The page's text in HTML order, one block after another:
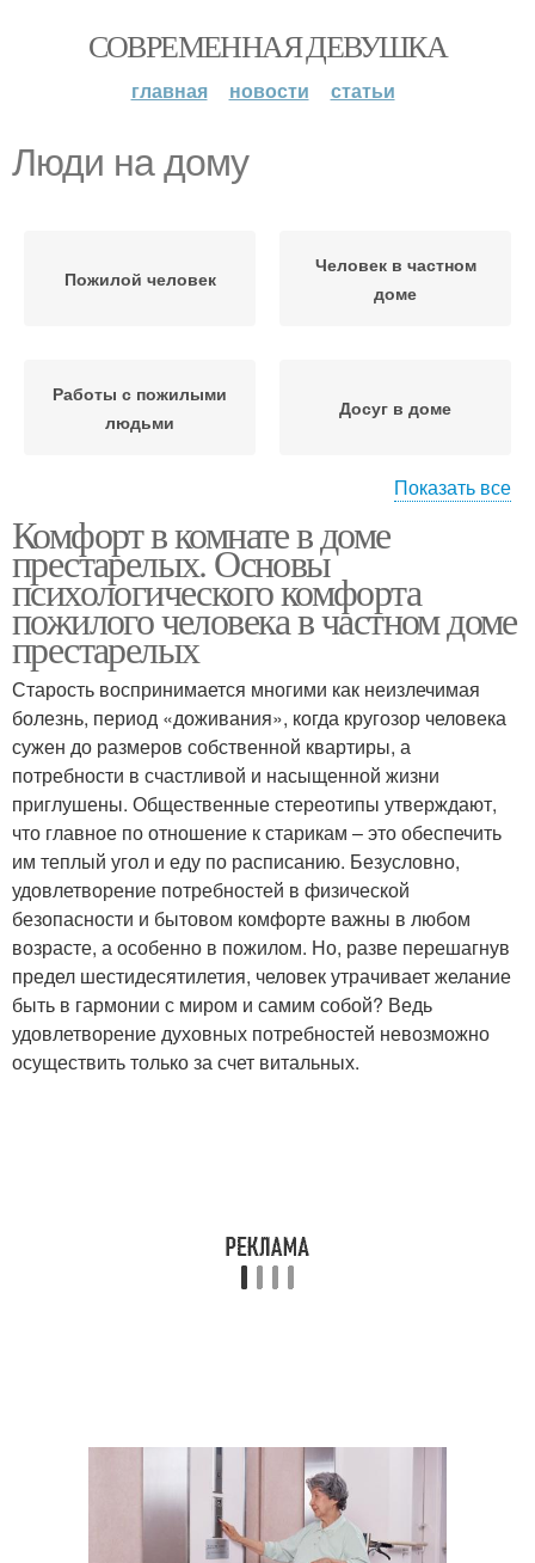
СОВРЕМЕННАЯ ДЕВУШКА
главная новости статьи
Люди на дому
Пожилой человек
Человек в частном
доме
Работы с пожилыми
людьми
Досуг в доме
Досуг для пожилых
людей
Пожилые люди
Люди на базе
людей
Старики на дому
Уход за пожилыми
людьми
Сиделка для пожилого
человека
Показать все
Комфорт в комнате в доме
престарелых. Основы
психологического комфорта
пожилого человека в частном доме
престарелых
Старость воспринимается многими как неизлечимая
болезнь, период «доживания», когда кругозор человека
сужен до размеров собственной квартиры, а
потребности в счастливой и насыщенной жизни
приглушены. Общественные стереотипы утверждают,
что главное по отношение к старикам – это обеспечить
им теплый угол и еду по расписанию. Безусловно,
удовлетворение потребностей в физической
безопасности и бытовом комфорте важны в любом
возрасте, а особенно в пожилом. Но, разве перешагнув
предел шестидесятилетия, человек утрачивает желание
быть в гармонии с миром и самим собой? Ведь
удовлетворение духовных потребностей невозможно
осуществить только за счет витальных.